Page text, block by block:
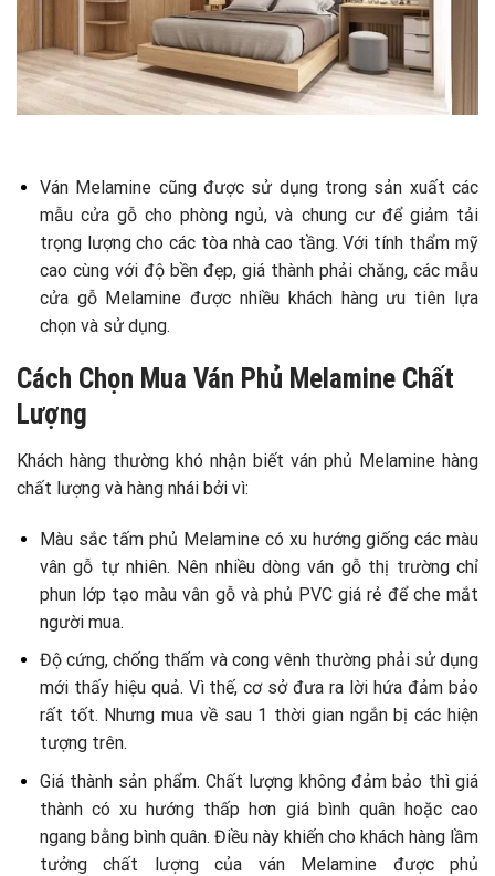
Ván Melamine cũng được sử dụng trong sản xuất các
mẫu cửa gỗ cho phòng ngủ, và chung cư để giảm tải
trọng lượng cho các tòa nhà cao tầng. Với tính thẩm mỹ
cao cùng với độ bền đẹp, giá thành phải chăng, các mẫu
cửa gỗ Melamine được nhiều khách hàng ưu tiên lựa
chọn và sử dụng.
Cách Chọn Mua Ván Phủ Melamine Chất
Lượng
Khách hàng thường khó nhận biết ván phủ Melamine hàng
chất lượng và hàng nhái bởi vì:
Màu sắc tấm phủ Melamine có xu hướng giống các màu
vân gỗ tự nhiên. Nên nhiều dòng ván gỗ thị trường chỉ
phun lớp tạo màu vân gỗ và phủ PVC giá rẻ để che mắt
người mua.
Độ cứng, chống thấm và cong vênh thường phải sử dụng
mới thấy hiệu quả. Vì thế, cơ sở đưa ra lời hứa đảm bảo
rất tốt. Nhưng mua về sau 1 thời gian ngắn bị các hiện
tượng trên.
Giá thành sản phẩm. Chất lượng không đảm bảo thì giá
thành có xu hướng thấp hơn giá bình quân hoặc cao
ngang bằng bình quân. Điều này khiến cho khách hàng lầm
tưởng chất lượng của ván Melamine được phủ